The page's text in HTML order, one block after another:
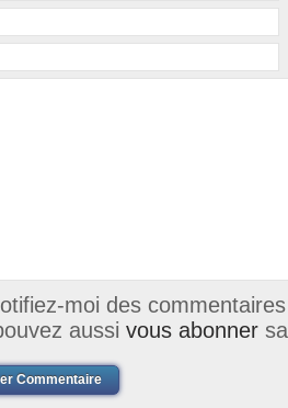
moi des
aussi vous abonner
Commentaire